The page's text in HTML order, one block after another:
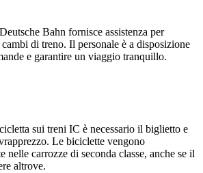
Bahn fornisce assistenza per
di treno. Il personale è a disposizione
e garantire un viaggio tranquillo.
sui treni IC è necessario il biglietto e
Le biciclette vengono
nelle carrozze di seconda classe, anche se il
altrove.